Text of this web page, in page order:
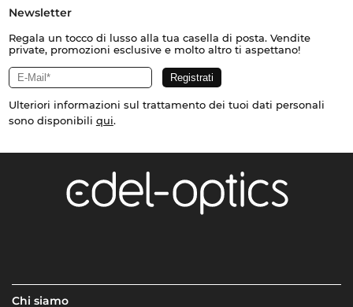
Newsletter
Regala un tocco di lusso alla tua casella di posta. Vendite
private, promozioni esclusive e molto altro ti aspettano!
Ulteriori informazioni sul trattamento dei tuoi dati personali
sono disponibili qui.
Chi siamo